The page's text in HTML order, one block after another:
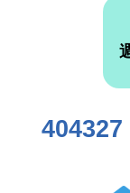
404327